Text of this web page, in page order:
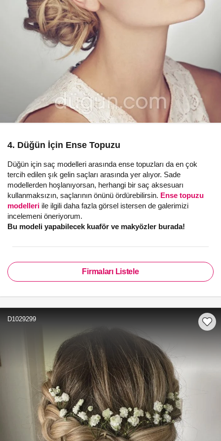
4. Düğün İçin Ense Topuzu
Düğün için saç modelleri arasında ense topuzları da en çok
tercih edilen şık gelin saçları arasında yer alıyor. Sade
modellerden hoşlanıyorsan, herhangi bir saç aksesuarı
kullanmaksızın, saçlarının önünü ördürebilirsin. Ense topuzu
modelleri ile ilgili daha fazla görsel istersen de galerimizi
incelemeni öneriyorum.
Bu modeli yapabilecek kuaför ve makyözler burada!
Firmaları Listele
D1029299